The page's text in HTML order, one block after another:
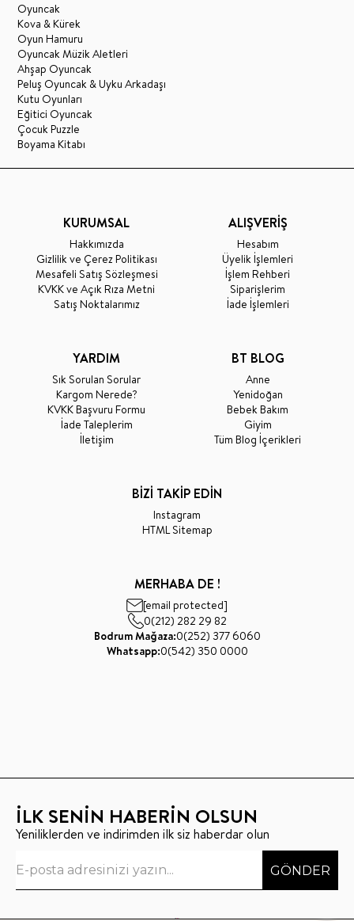
Oyuncak
Kova & Kürek
Oyun Hamuru
Oyuncak Müzik Aletleri
Ahşap Oyuncak
Peluş Oyuncak & Uyku Arkadaşı
Kutu Oyunları
Eğitici Oyuncak
Çocuk Puzzle
Boyama Kitabı
KURUMSAL
Hakkımızda
Gizlilik ve Çerez Politikası
Mesafeli Satış Sözleşmesi
KVKK ve Açık Rıza Metni
Satış Noktalarımız
ALIŞVERİŞ
Hesabım
Üyelik İşlemleri
İşlem Rehberi
Siparişlerim
İade İşlemleri
YARDIM
Sık Sorulan Sorular
Kargom Nerede?
KVKK Başvuru Formu
İade Taleplerim
İletişim
BT BLOG
Anne
Yenidoğan
Bebek Bakım
Giyim
Tüm Blog İçerikleri
BİZİ TAKİP EDİN
Instagram
HTML Sitemap
MERHABA DE !
[email protected]
0(212) 282 29 82
Bodrum Mağaza:0(252) 377 6060
Whatsapp:0(542) 350 0000
İLK SENİN HABERİN OLSUN
Yeniliklerden ve indirimden ilk siz haberdar olun
GÖNDER